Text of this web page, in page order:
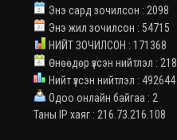
Энэ сард зочилсон : 2098
Энэ жил зочилсон : 54715
НИЙТ ЗОЧИЛСОН : 171368
Өнөөдөр үзсэн нийтлэл : 218
Нийт үзсэн нийтлэл : 492644
Одоо онлайн байгаа : 2
Таны IP хаяг : 216.73.216.108